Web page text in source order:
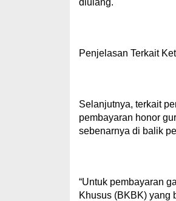
diulang.
Penjelasan Terkait
Selanjutnya, terkait
pembayaran honor
sebenarnya di balik
“Untuk pembayaran
Khusus (BKBK) yang